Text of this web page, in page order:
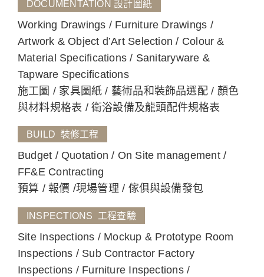
DOCUMENTATION 設計圖紙
Working Drawings / Furniture Drawings /
Artwork & Object d’Art Selection / Colour &
Material Specifications / Sanitaryware &
Tapware Specifications
施工圖 / 家具圖紙 / 藝術品和裝飾品選配 / 顏色
與材料規格表 / 衛浴設備及龍頭配件規格表
BUILD 裝修工程
Budget / Quotation / On Site management /
FF&E Contracting
預算 / 報價 /現場管理 / 傢俱與設備發包
INSPECTIONS 工程查驗
Site Inspections / Mockup & Prototype Room
Inspections / Sub Contractor Factory
Inspections / Furniture Inspections /